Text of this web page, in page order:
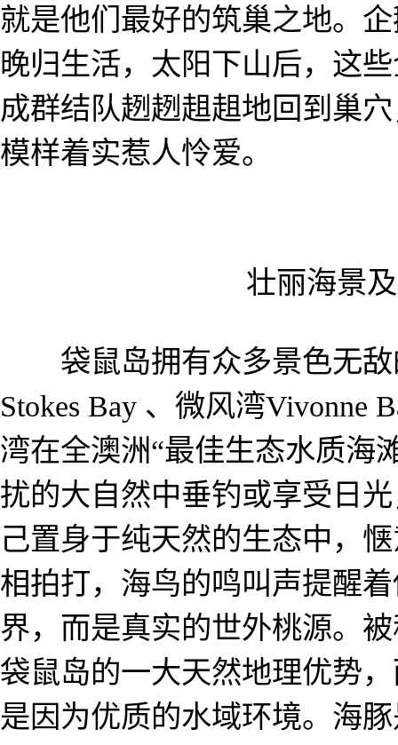
就是他们最好的筑巢之地。
晚归生活，太阳下山后，这
成群结队趔趔趄趄地回到巢
模样着实惹人怜爱。
壮丽海景
袋鼠岛拥有众多景色无敌
Stokes Bay 、微风湾Vivonne
湾在全澳洲“最佳生态水质海
扰的大自然中垂钓或享受日
己置身于纯天然的生态中，
相拍打，海鸟的鸣叫声提醒
界，而是真实的世外桃源。
袋鼠岛的一大天然地理优势
是因为优质的水域环境。海